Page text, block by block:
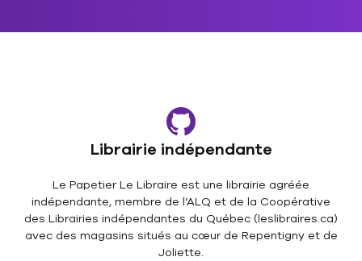
Librairie indépendante
Le Papetier Le Libraire est une librairie agréée
indépendante, membre de l’ALQ et de la Coopérative
des Librairies indépendantes du Québec (leslibraires.ca)
avec des magasins situés au cœur de Repentigny et de
Joliette.